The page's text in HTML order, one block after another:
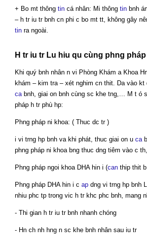
+ Bo mt thông tin cá nhân: Mi thông tin bnh
– h tr iu tr bnh cn phi c bo mt tt, không gây
tin ra ngoài.
H tr iu tr Lu hiu qu cùng phng
Khi quý bnh nhân n vi Phòng Khám a Khoa
khám – kim tra – xét nghim cn thit. Da vào
cabnh, giai on bnh cùng sc khe tng,… M t ó
pháp h tr phù hp:
Phng pháp ni khoa: ( Thuc dc tr )
i vi trng hp bnh va khi phát, thuc giai on u ca
phng pháp ni khoa bng thuc dng tiêm vào c
Phng pháp ngoi khoa DHA hin i (can thip thit
Phng pháp DHA hin i c ap dng vi trng hp bnh
nhiu phc tp trong vic h tr khc phc bnh, mang
- Thi gian h tr iu tr bnh nhanh chóng
- Hn ch nh hng n sc khe bnh nhân sau iu tr